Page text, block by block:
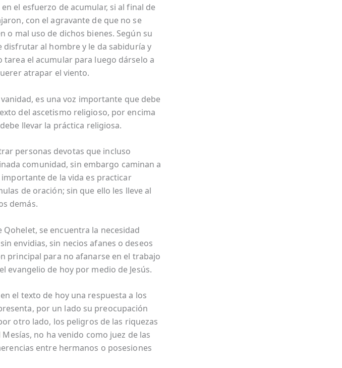
el esfuerzo de acumular, si al final de
con el agravante de que no se
o mal uso de dichos bienes. Según su
al hombre y le da sabiduría y
tarea el acumular para luego dárselo a
atrapar el viento.
es una voz importante que debe
del ascetismo religioso, por encima
llevar la práctica religiosa.
personas devotas que incluso
comunidad, sin embargo caminan a
de la vida es practicar
de oración; sin que ello les lleve al
demás.
se encuentra la necesidad
envidias, sin necios afanes o deseos
principal para no afanarse en el trabajo
evangelio de hoy por medio de Jesús.
el texto de hoy una respuesta a los
por un lado su preocupación
otro lado, los peligros de las riquezas
no ha venido como juez de las
entre hermanos o posesiones